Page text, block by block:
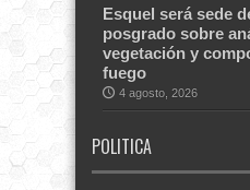
Esquel será sede
posgrado sobre
vegetación y
fuego
4 agosto, 2026
POLITICA